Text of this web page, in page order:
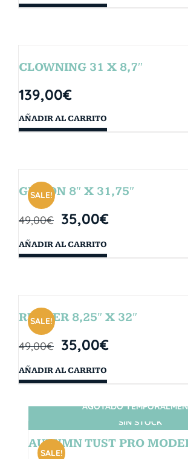
CLOWNING 31 X 8,7″
139,00€
AÑADIR AL CARRITO
SALE!
GIBSON 8″ X 31,75″
49,00€ 35,00€
AÑADIR AL CARRITO
SALE!
RUBBER 8,25″ X 32″
49,00€ 35,00€
AÑADIR AL CARRITO
SIN STOCK
SALE!
AGOTADO
AUTUMN TUST PRO